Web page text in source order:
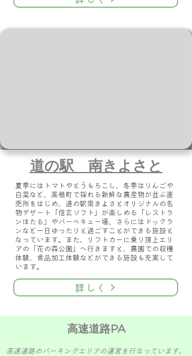
道の駅 南きよさと
夏季にはトマトやとうもろこし、冬季はりんごや
白菜など、高根町で採れる新鮮な農産物が並ぶ直
売所をはじめ、道の駅南きよさとオリジナルの名
物デザート「信玄ソフト」が楽しめる「レストラ
ンほたる」やバーベキュー場、さらにはドッグラ
ンなど一日ゆったりと過ごすことができる施設と
なっています。また、リフトカーに乗り頂上エリ
アの「花の森公園」へ行きますと、農園での収穫
体験、食品加工体験などができる施設も充実して
います。
詳しく
高速道路PA
​高速道路のパーキングエリアの運営を行なっています。